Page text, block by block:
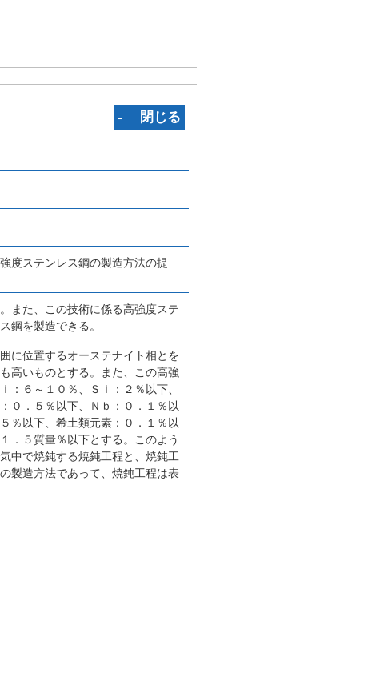
‐ 閉じる
度ステンレス鋼の製造方法の提
また、この技術に係る高強度ステ
鋼を製造できる。
に位置するオーステナイト相とを
高いものとする。また、この高強
：６～１０％、Ｓｉ：２％以下、
０．５％以下、Ｎｂ：０．１％以
％以下、希土類元素：０．１％以
．５質量％以下とする。このよう
中で焼鈍する焼鈍工程と、焼鈍工
製造方法であって、焼鈍工程は表